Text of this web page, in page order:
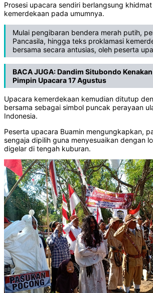
Prosesi upacara sendiri berlangsung
kemerdekaan pada umumnya.
Mulai pengibaran bendera merah putih,
Pancasila, hingga teks proklamasi
bersama secara antusias, oleh peserta
BACA JUGA:Dandim Situbondo
Pimpin Upacara 17 Agustus
Upacara kemerdekaan kemudian ditutup
bersama sebagai simbol puncak perayaan
Indonesia.
Peserta upacara Buamin mengungkapkan,
sengaja dipilih guna menyesuaikan dengan
digelar di tengah kuburan.